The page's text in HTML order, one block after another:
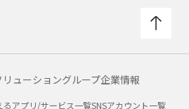
ューショングループ企業情報
るアプリ/サービス一覧SNSアカウント一覧